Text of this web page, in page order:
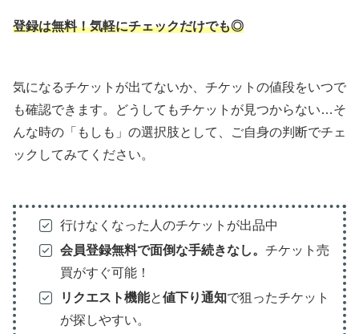
登録は無料！気軽にチェックだけでも◎
気になるチケットが出てないか、チケットの値段をいつで
も確認できます。どうしてもチケットが見つからない…そ
んな時の「もしも」の選択肢として、ご自身の判断でチェ
ックしてみてください。
行けなくなった人のチケットが出品中
会員登録無料で面倒な手続きなし。 チケット売
買がすぐ可能！
リクエスト機能と値下り通知で狙ったチケット
が探しやすい。